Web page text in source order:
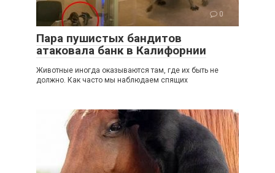
0
Пара пушистых бандитов
атаковала банк в Калифорнии
Животные иногда оказываются там, где их быть не
должно. Как часто мы наблюдаем спящих